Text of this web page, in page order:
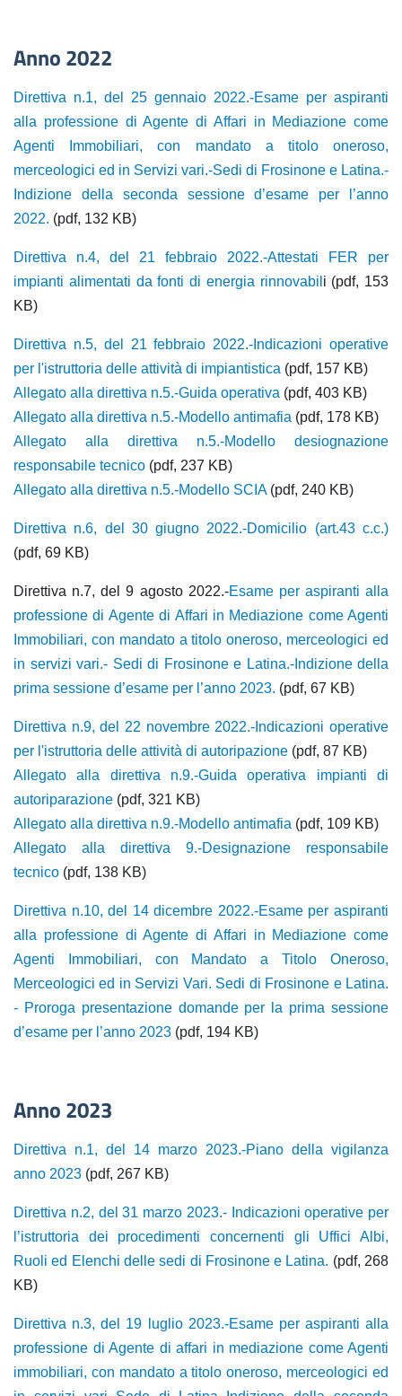
Anno 2022
Direttiva n.1, del 25 gennaio 2022.-Esame per aspiranti
alla professione di Agente di Affari in Mediazione come
Agenti Immobiliari, con mandato a titolo oneroso,
merceologici ed in Servizi vari.-Sedi di Frosinone e Latina.-
Indizione della seconda sessione d’esame per l’anno
2022. (pdf, 132 KB)
Direttiva n.4, del 21 febbraio 2022.-Attestati FER per
impianti alimentati da fonti di energia rinnovabil i (pdf, 153
KB)
Direttiva n.5, del 21 febbraio 2022.-Indicazioni operative
per l'istruttoria delle attività di impiantistica (pdf, 157 KB)
Allegato alla direttiva n.5.-Guida operativa (pdf, 403 KB)
Allegato alla direttiva n.5.-Modello antimafia (pdf, 178 KB)
Allegato alla direttiva n.5.-Modello desiognazione
responsabile tecnico (pdf, 237 KB)
Allegato alla direttiva n.5.-Modello SCIA(pdf, 240 KB)
Direttiva n.6, del 30 giugno 2022.-Domicilio (art.43 c.c.)
(pdf, 69 KB)
Direttiva n.7, del 9 agosto 2022.-Esame per aspiranti alla
professione di Agente di Affari in Mediazione come Agenti
Immobiliari, con mandato a titolo oneroso, merceologici ed
in servizi vari.- Sedi di Frosinone e Latina.-Indizione della
prima sessione d’esame per l’anno 2023. (pdf, 67 KB)
Direttiva n.9, del 22 novembre 2022.-Indicazioni operative
per l'istruttoria delle attività di autoripazione (pdf, 87 KB)
Allegato alla direttiva n.9.-Guida operativa impianti di
autoriparazione (pdf, 321 KB)
Allegato alla direttiva n.9.-Modello antimafia (pdf, 109 KB)
Allegato alla direttiva 9.-Designazione responsabile
tecnico (pdf, 138 KB)
Direttiva n.10, del 14 dicembre 2022.-Esame per aspiranti
alla professione di Agente di Affari in Mediazione come
Agenti Immobiliari, con Mandato a Titolo Oneroso,
Merceologici ed in Servizi Vari. Sedi di Frosinone e Latina.
- Proroga presentazione domande per la prima sessione
d’esame per l’anno 2023 (pdf, 194 KB)
Anno 2023
Direttiva n.1, del 14 marzo 2023.-Piano della vigilanza
anno 2023 (pdf, 267 KB)
Direttiva n.2, del 31 marzo 2023.- Indicazioni operative per
l’istruttoria dei procedimenti concernenti gli Uffici Albi,
Ruoli ed Elenchi delle sedi di Frosinone e Latina. (pdf, 268
KB)
Direttiva n.3, del 19 luglio 2023.-Esame per aspiranti alla
professione di Agente di affari in mediazione come Agenti
immobiliari, con mandato a titolo oneroso, merceologici ed